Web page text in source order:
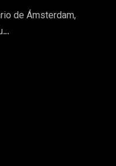
de Ámsterdam,